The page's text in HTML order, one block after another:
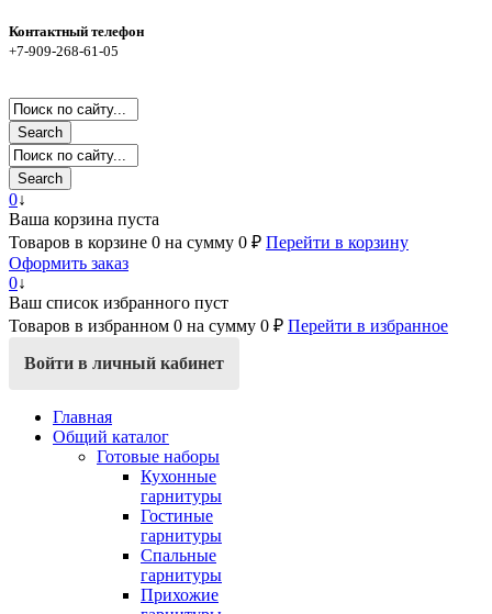
Контактный телефон
+7-909-268-61-05
Search
Search
0↓
Ваша корзина пуста
Товаров в корзине 0 на сумму 0 ₽ Перейти в корзину
Оформить заказ
0↓
Ваш список избранного пуст
Товаров в избранном 0 на сумму 0 ₽ Перейти в избранное
Войти в личный кабинет
Главная
Общий каталог
Готовые наборы
Кухонные
гарнитуры
Гостиные
гарнитуры
Спальные
гарнитуры
Прихожие